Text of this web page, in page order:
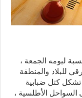
ليومه الجمعة ،
للبلاد والمنطقة
تشكل كتل ضبابية
الأطلسية ،